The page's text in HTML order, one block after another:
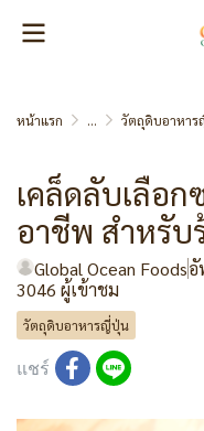
หน้าแรก ... วัตถุดิบอาหา
เคล็ดลับเลือ
อาชีพ สำหรั
Global Ocean Foodsอั
3046 ผู้เข้าชม
วัตถุดิบอาหารญี่ปุ่น
แชร์